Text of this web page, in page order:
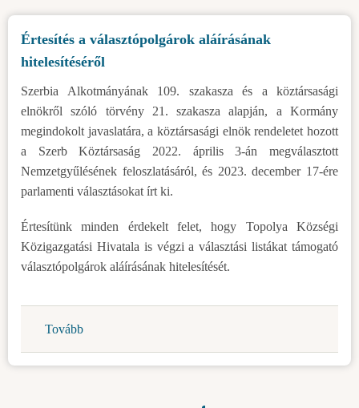
tervezetéről)
Értesítés a választópolgárok aláírásának
hitelesítéséről
Szerbia Alkotmányának 109. szakasza és a köztársasági
elnökről szóló törvény 21. szakasza alapján, a Kormány
megindokolt javaslatára, a köztársasági elnök rendeletet hozott
a Szerb Köztársaság 2022. április 3-án megválasztott
Nemzetgyűlésének feloszlatásáról, és 2023. december 17-ére
parlamenti választásokat írt ki.
Értesítünk minden érdekelt felet, hogy Topolya Községi
Közigazgatási Hivatala is végzi a választási listákat támogató
választópolgárok aláírásának hitelesítését.
Tovább
a
választópolgárok